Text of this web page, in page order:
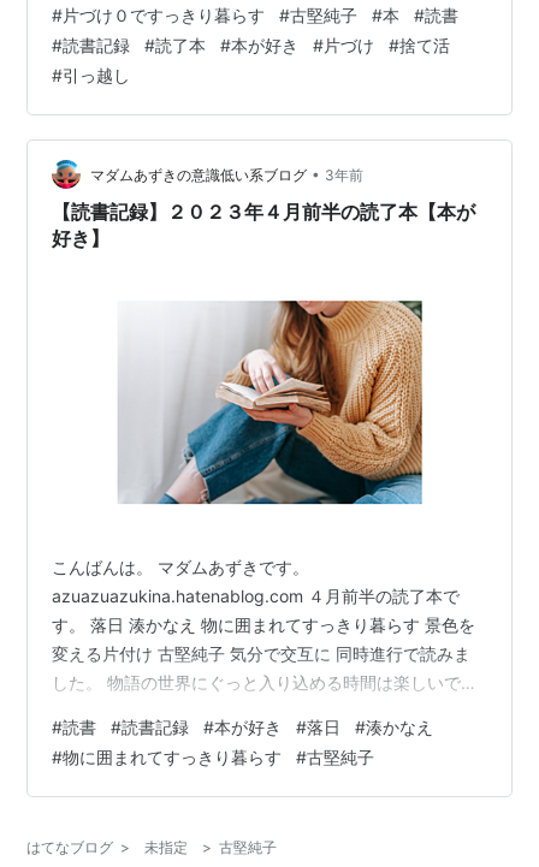
家族。 家族のモノは勝手に捨てられないし 思い出系もす
ぐ使うわけではないけれど気の済むまで取っておきた
い・・・ そんなワタクシにぴったりの 埋める(`･ω･´)ｂ
という考え方 現在実家への引っ越しの準備や実家の片づ
けを同時進行しているのですが まず実家…
#片づけ０ですっきり暮らす #古堅純子 #本 #読書
#読書記録 #読了本 #本が好き #片づけ #捨て活
#引っ越し
マダムあずきの意識低い系ブログ • 3年前
【読書記録】２０２３年４月前半の読了本【本が
好き】
こんばんは。 マダムあずきです。
azuazuazukina.hatenablog.com ４月前半の読了本で
す。 落日 湊かなえ 物に囲まれてすっきり暮らす 景色を
変える片付け 古堅純子 気分で交互に 同時進行で読みま
した。 物語の世界にぐっと入り込める時間は楽しいで
これからは自分管理のモノは 今まで通りに減らして管理
しやすく、が目標で変わりなく。
azuazuazukina.hatenablog.com 家族のモノや、まだ判
るお片付けでいこうかなと思います。 これらを別々に考
#読書 #読書記録 #本が好き #落日 #湊かなえ
#物に囲まれてすっきり暮らす #古堅純子
はてなブログ > 未指定 > 古堅純子